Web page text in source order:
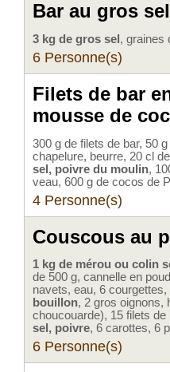
Bar au gros sel
3 kg de gros sel , graines
6 Personne(s)
Filets de bar
mousse de
300 g de filets de bar, 50
chapelure, beurre, 20 cl
sel, poivre du moulin,
veau, 600 g de cocos de
4 Personne(s)
Couscous au
1 kg de mérou ou colin
de 500 g, cannelle en
navets, eau, 6
bouillon, 2 gros oignons,
choucouarde), 15 filets
sel, poivre, 6 carottes, 6
6 Personne(s)